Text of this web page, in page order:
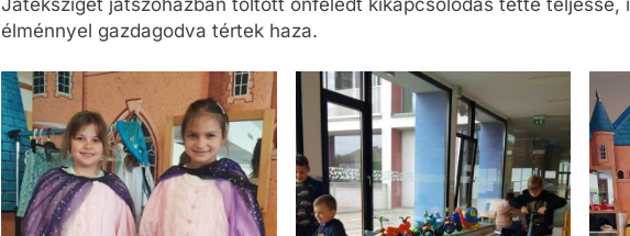
élménnyel gazdagodva tértek haza.